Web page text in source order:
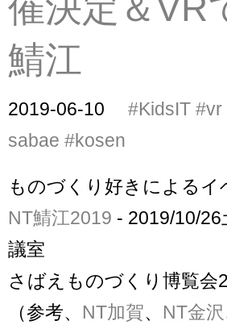
鯖江
2019-06-10 #KidsIT #vr
sabae #kosen
ものづくり好きによるイ
NT鯖江2019 - 2019/10/
議室
さばえものづくり博覧会
（参考、 NT加賀、 NT金沢